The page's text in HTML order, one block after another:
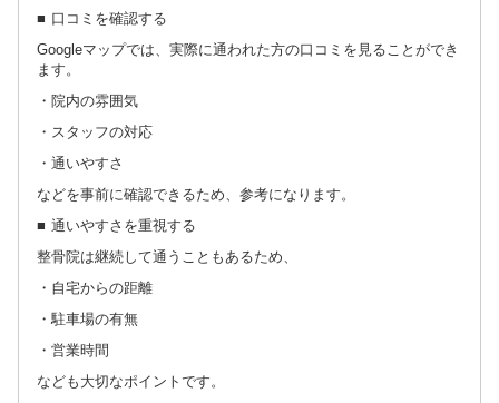
■ 口コミを確認する
Googleマップでは、実際に通われた方の口コミを見ることができ
ます。
・院内の雰囲気
・スタッフの対応
・通いやすさ
などを事前に確認できるため、参考になります。
■ 通いやすさを重視する
整骨院は継続して通うこともあるため、
・自宅からの距離
・駐車場の有無
・営業時間
なども大切なポイントです。